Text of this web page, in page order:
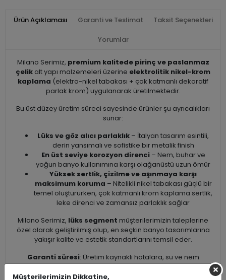
Ürün Açıklaması Garanti ve Teslimat Taksit Seçenekleri
Yorumlar
Milano Serimiz, premium kalitede pirinç ve paslanmaz
çelik alt yapı malzemeleri üzerine elektrolitik nikel-krom
kaplama (elektro-nikel tabakası + çok katmanlı dekoratif
parlak krom) uygulanarak üretilmektedir.
Bu üst düzey üretim süreci sayesinde ürünler şu ayrıcalıkları
sunar:
Lüks ve göz alıcı parlaklık – İtalyan tasarım esintili,
derin yansımalı ve sofistike bir metalik finish
En üst seviye korozyon direnci– Nem, buhar ve
yoğun banyo kullanımına karşı olağanüstü uzun ömür
Yüksek sertlik, çizilme ve aşınmaya karşı
maksimum koruma – Nitelikli nikel tabakası güçlü bir
temel oluştururken, çok katmanlı krom kaplama sertlik,
leke direnci ve zamansız parlaklık sağlar
Milano Serimiz, lüks segment müşterilerimizin taleplerine
özel olarak geliştirilmiş olup, en seçkin banyo tasarımlarına
yakışır kalite ve estetik standartlarını temsil eder.
Garanti süresi: Üretim kaynaklı hatalara, su ve nem
kaynaklı korozyona karşı10 yılolarak belirlenmiştir.
Müşterilerimizin Dikkatine,